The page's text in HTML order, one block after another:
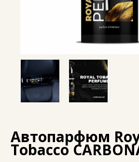
Автопарфюм
Tobacco